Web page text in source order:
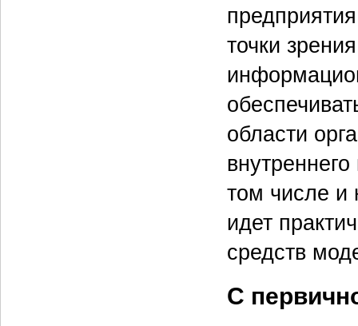
точки
области
том числе и
идет
средств
С